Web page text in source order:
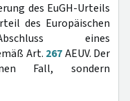
des EuGH-Urteils
des Europäischen
eines
Art. 267AEUV. Der
Fall, sondern